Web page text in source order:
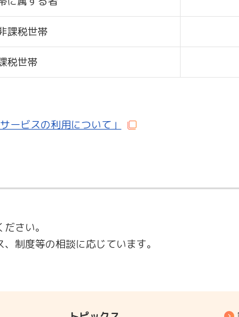
課税世帯
税世帯
ービスの利用について」
さい。
制度等の相談に応じています。